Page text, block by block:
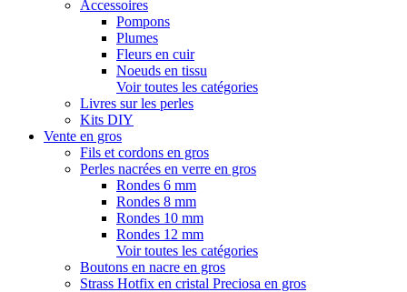
Accessoires
Pompons
Plumes
Fleurs en cuir
Noeuds en tissu
Voir toutes les catégories
Livres sur les perles
Kits DIY
Vente en gros
Fils et cordons en gros
Perles nacrées en verre en gros
Rondes 6 mm
Rondes 8 mm
Rondes 10 mm
Rondes 12 mm
Voir toutes les catégories
Boutons en nacre en gros
Strass Hotfix en cristal Preciosa en gros